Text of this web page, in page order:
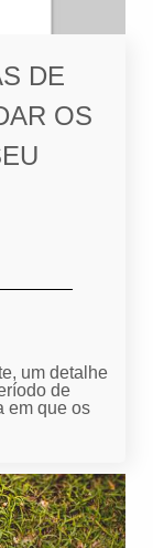
DE
OS
um detalhe
de
em que os